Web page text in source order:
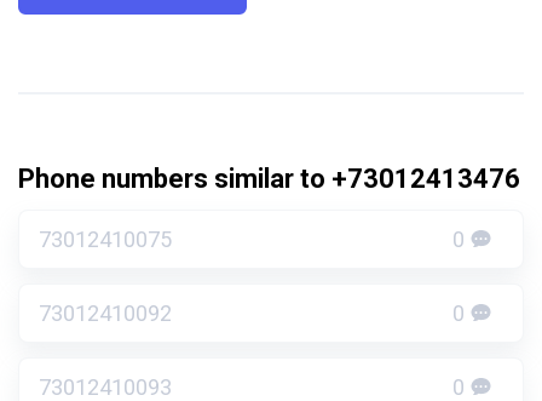
Phone numbers similar to +73012413476
73012410075 0
73012410092 0
73012410093 0